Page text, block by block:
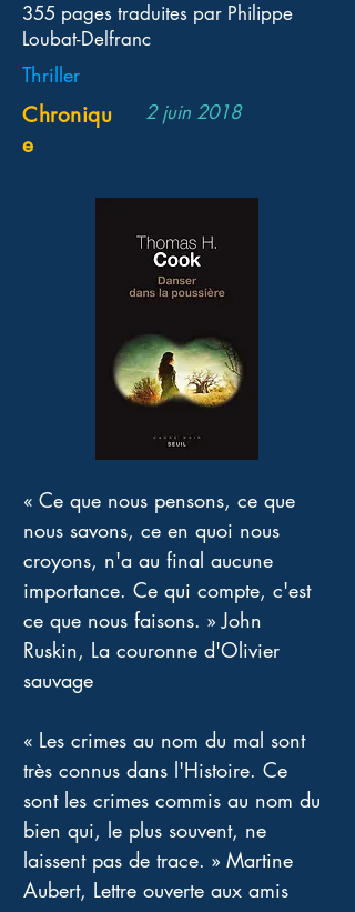
355 pages traduites par Philippe
Loubat-Delfranc
Thriller
Chroniqu
e
2 juin 2018
« Ce que nous pensons, ce que
nous savons, ce en quoi nous
croyons, n'a au final aucune
importance. Ce qui compte, c'est
ce que nous faisons. » John
Ruskin, La couronne d'Olivier
sauvage
« Les crimes au nom du mal sont
très connus dans l'Histoire. Ce
sont les crimes commis au nom du
bien qui, le plus souvent, ne
laissent pas de trace. » Martine
Aubert, Lettre ouverte aux amis